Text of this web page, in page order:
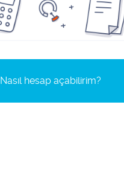
​Nasıl hesap açabilirim?